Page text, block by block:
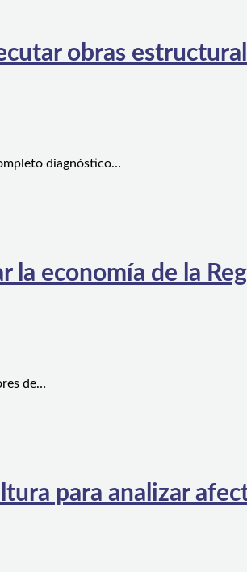
obras
diagnóstico…
la economía de la
de…
para analizar